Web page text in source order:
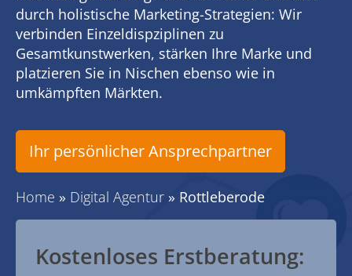
durch holistische Marketing-Strategien: Wir
verbinden Einzeldispziplinen zu
Gesamtkunstwerken, stärken Ihre Marke und
platzieren Sie in Nischen ebenso wie in
umkämpften Märkten.
Ihr persönlicher Ansprechpartner
Home » Digital Agentur » Rottleberode
Kostenloses Erstberatung: